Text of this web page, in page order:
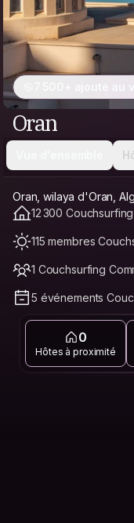
7 500+ ajouté au
Oran
Oran, wilaya d'Oran,
12 300
115 membres
1 Couchsurfing
5 événements
0
Hôtes à proximité